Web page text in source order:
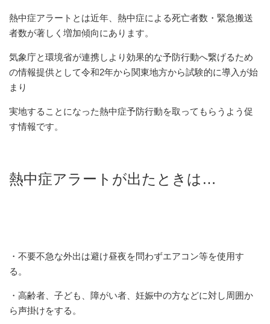
熱中症アラートとは近年、熱中症による死亡者数・緊急搬送
者数が著しく増加傾向にあります。
気象庁と環境省が連携しより効果的な予防行動へ繋げるため
の情報提供として令和2年から関東地方から試験的に導入が始
まり
実地することになった熱中症予防行動を取ってもらうよう促
す情報です。
熱中症アラートが出たときは…
・不要不急な外出は避け昼夜を問わずエアコン等を使用す
る。
・高齢者、子ども、障がい者、妊娠中の方などに対し周囲か
ら声掛けをする。